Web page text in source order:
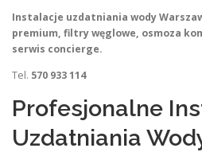
Instalacje uzdatniania wody
premium, filtry węglowe, osmoza
serwis concierge.
Tel. 570 933 114
Profesjonalne
Uzdatniania